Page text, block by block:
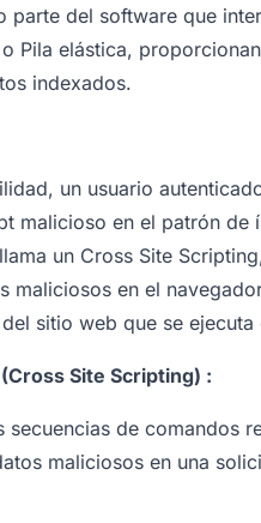
parte del software que
Pila elástica,
indexados.
un usuario
malicioso en el patrón
un Cross Site
maliciosos en el
sitio web que se
Site Scripting) :
secuencias de comandos
maliciosos en una